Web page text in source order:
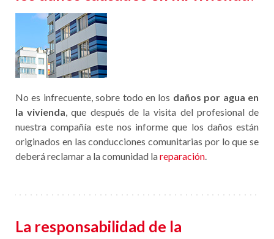
No es infrecuente, sobre todo en los daños por agua en
la vivienda, que después de la visita del profesional de
nuestra compañía este nos informe que los daños están
originados en las conducciones comunitarias por lo que se
deberá reclamar a la comunidad lareparación.
La responsabilidad de la